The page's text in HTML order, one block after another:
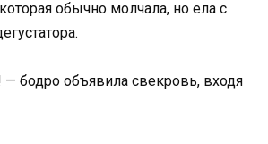
обычно молчала, но ела с
бодро объявила свекровь, входя